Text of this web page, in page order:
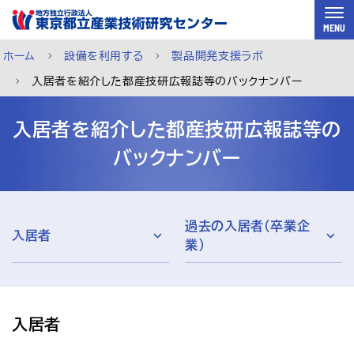
スキップして本文へ
MENU
ホーム 設備を利用する 製品開発支援ラボ
入居者を紹介した都産技研広報誌等のバックナンバー
入居者を紹介した都産技研広報誌等の
バックナンバー
入居者
過去の入居者（卒業企
業）
入居者